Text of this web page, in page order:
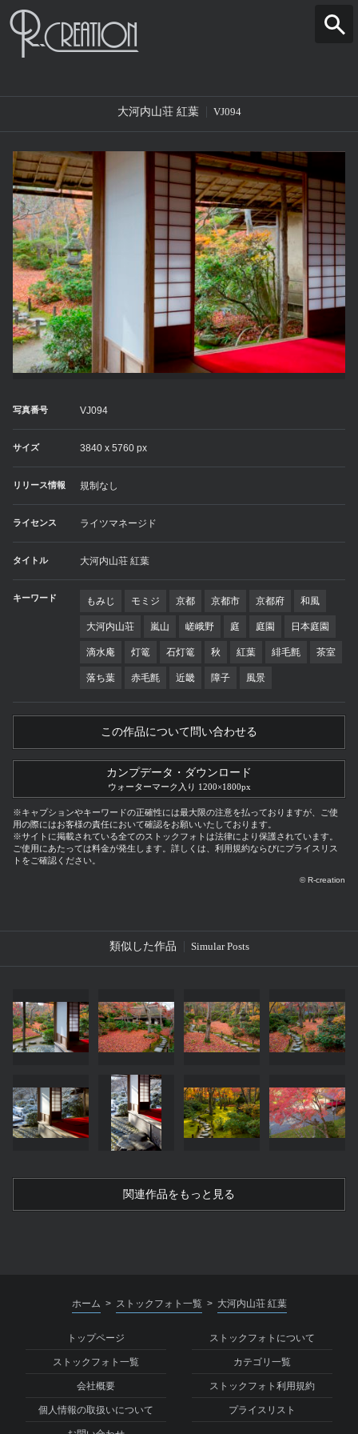
大河内山荘 紅葉 VJ094
写真番号 VJ094
サイズ 3840 x 5760 px
リリース情報 規制なし
ライセンス ライツマネージド
タイトル 大河内山荘 紅葉
キーワード もみじ モミジ 京都 京都市 京都府 和風
大河内山荘 嵐山 嵯峨野 庭 庭園 日本庭園
滴水庵 灯篭 石灯篭 秋 紅葉 緋毛氈 茶室
落ち葉 赤毛氈 近畿 障子 風景
この作品について問い合わせる
カンプデータ・ダウンロード
ウォーターマーク入り 1200×1800px
※キャプションやキーワードの正確性には最大限の注意を払っておりますが、ご使
用の際にはお客様の責任において確認をお願いいたしております。
※サイトに掲載されている全てのストックフォトは法律により保護されています。
ご使用にあたっては料金が発生します。詳しくは、利用規約ならびにプライスリス
トをご確認ください。
© R-creation
類似した作品 Simular Posts
関連作品をもっと見る
ホーム > ストックフォト一覧 > 大河内山荘 紅葉
トップページ ストックフォトについて
ストックフォト一覧 カテゴリ一覧
会社概要 ストックフォト利用規約
個人情報の取扱いについて プライスリスト